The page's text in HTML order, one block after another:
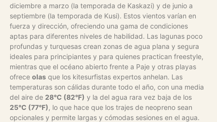
diciembre a marzo (la temporada de Kaskazi) y de junio a
septiembre (la temporada de Kusi). Estos vientos varían en
fuerza y dirección, ofreciendo una gama de condiciones
aptas para diferentes niveles de habilidad. Las lagunas poco
profundas y turquesas crean zonas de agua plana y segura
ideales para principiantes y para quienes practican freestyle,
mientras que el océano abierto frente a Paje y otras playas
ofrece olas que los kitesurfistas expertos anhelan. Las
temperaturas son cálidas durante todo el año, con una media
del aire de 28°C (82°F) y la del agua rara vez baja de los
25°C (77°F), lo que hace que los trajes de neopreno sean
opcionales y permite largas y cómodas sesiones en el agua.